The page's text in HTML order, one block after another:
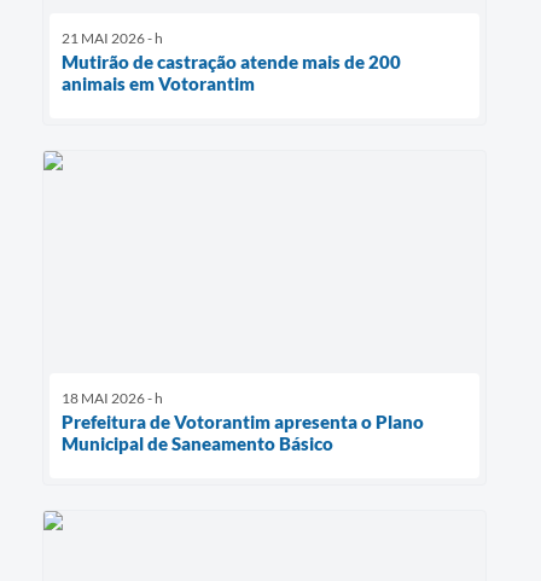
21 MAI 2026 - h
Mutirão de castração atende mais de 200
animais em Votorantim
18 MAI 2026 - h
Prefeitura de Votorantim apresenta o Plano
Municipal de Saneamento Básico